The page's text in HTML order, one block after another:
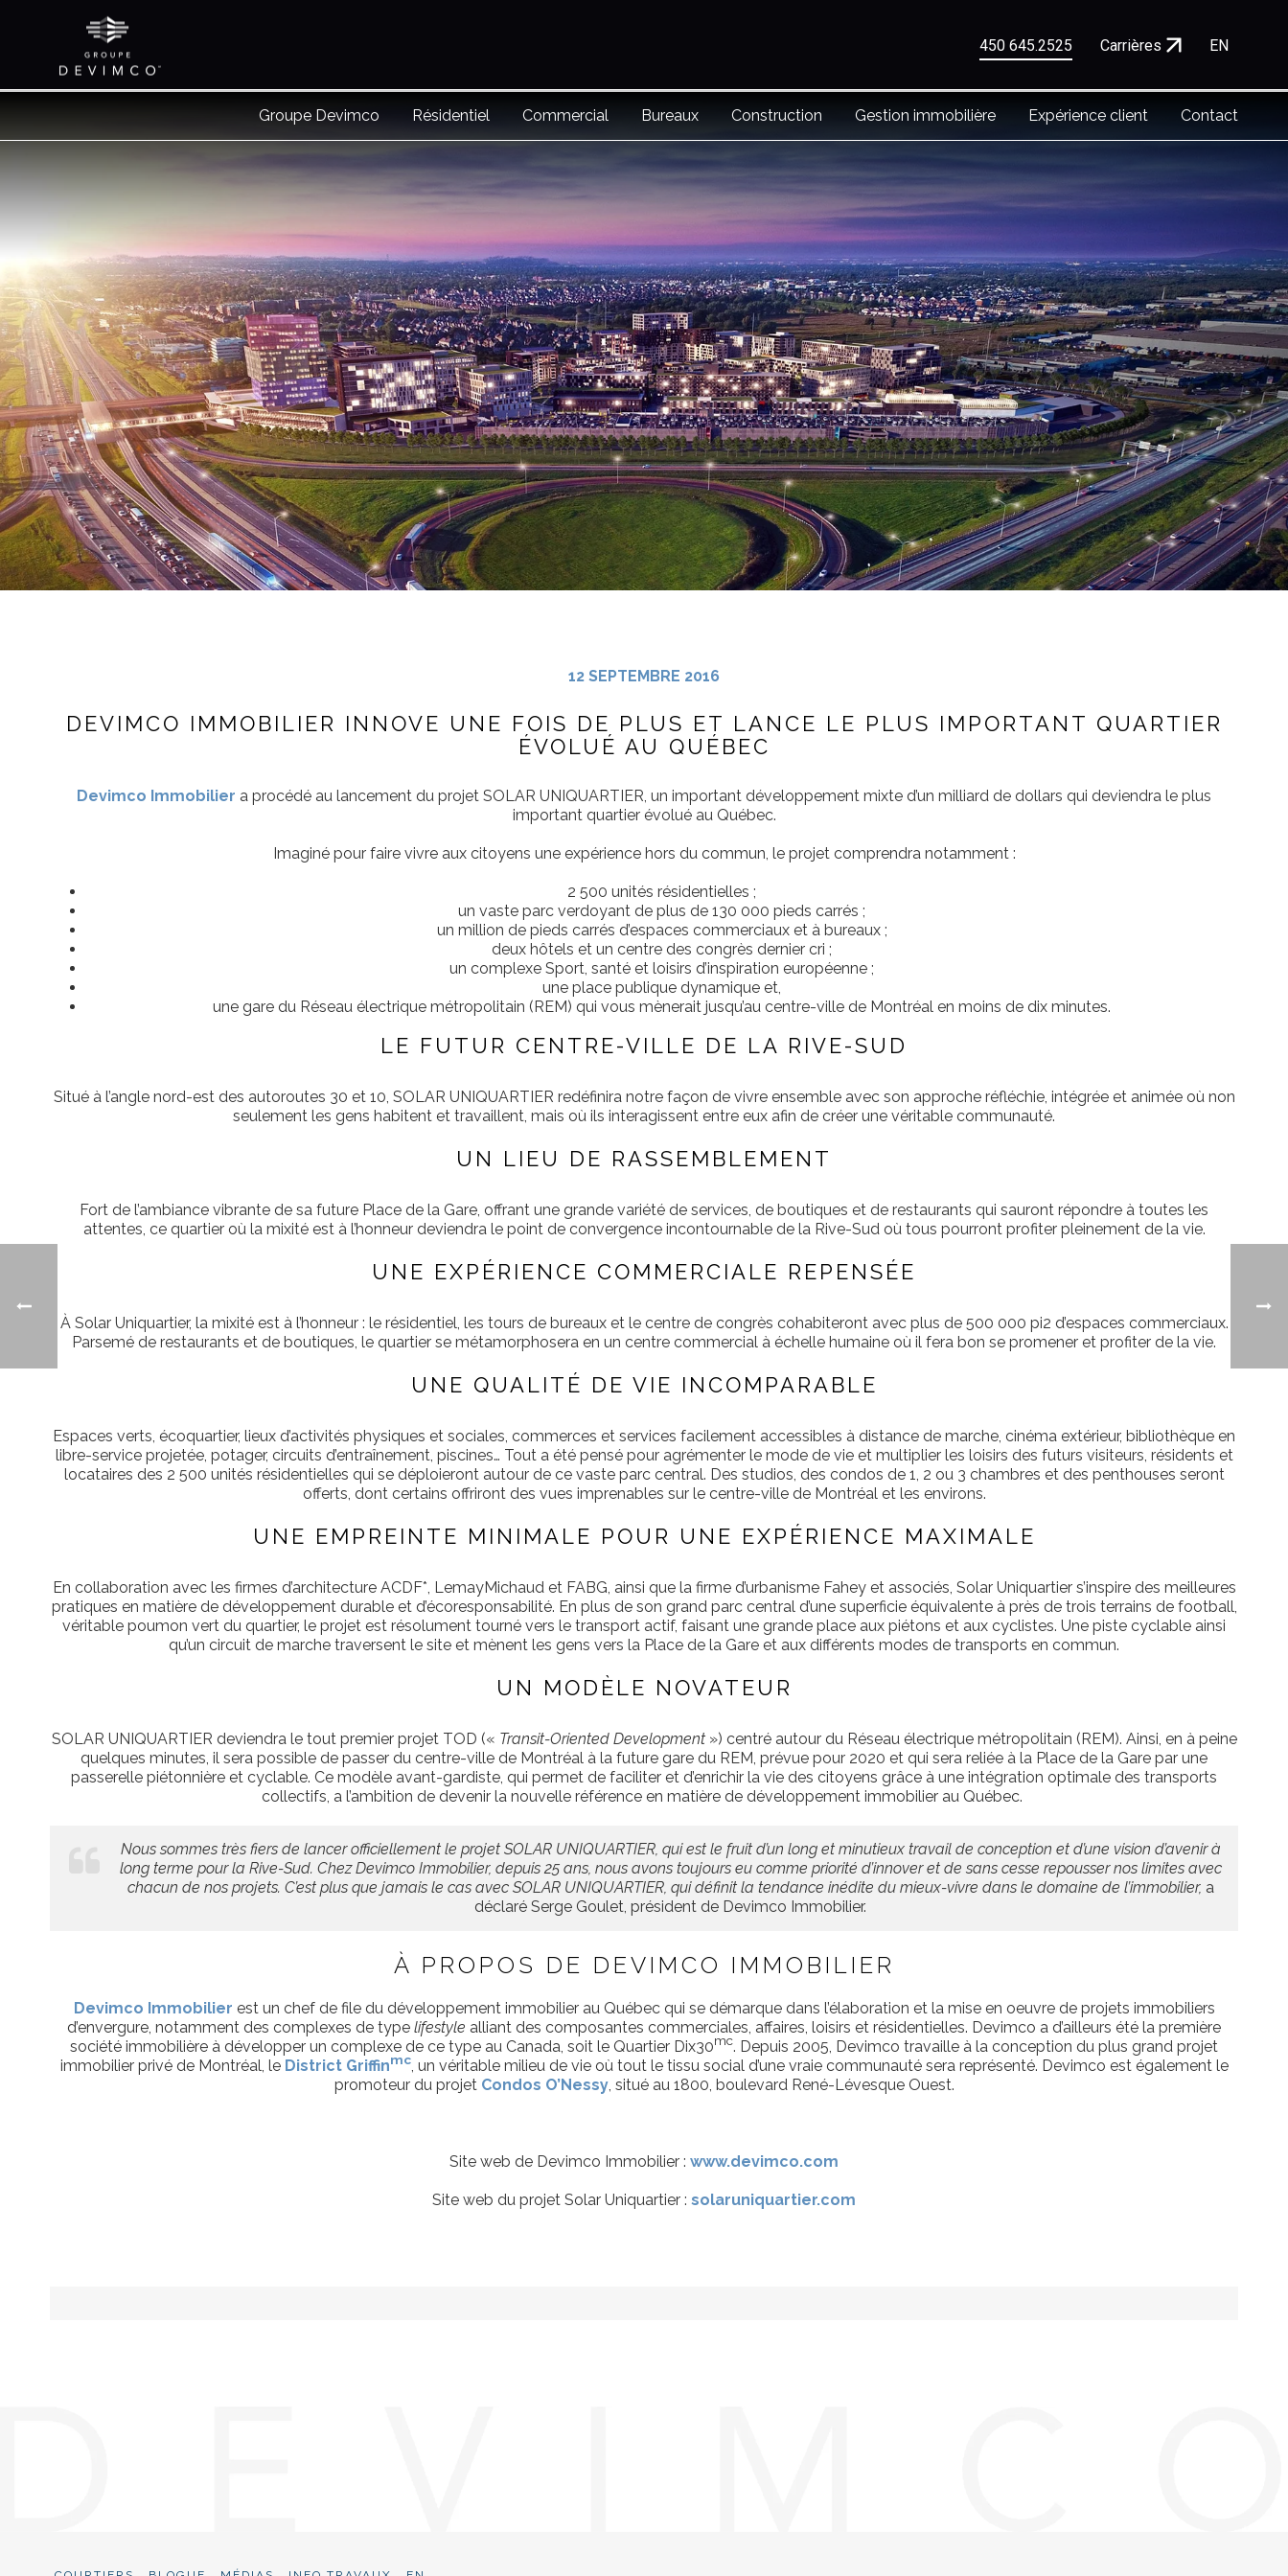
450 645.2525 Carrières EN
Groupe Devimco Résidentiel Commercial Bureaux Construction Gestion immobilière Expérience client Contact
12 SEPTEMBRE 2016
DEVIMCO IMMOBILIER INNOVE UNE FOIS DE PLUS ET LANCE LE PLUS IMPORTANT QUARTIER
ÉVOLUÉ AU QUÉBEC
Devimco Immobilier a procédé au lancement du projet SOLAR UNIQUARTIER, un important développement mixte d’un milliard de dollars qui deviendra le plus
important quartier évolué au Québec.
Imaginé pour faire vivre aux citoyens une expérience hors du commun, le projet comprendra notamment :
2 500 unités résidentielles ;
un vaste parc verdoyant de plus de 130 000 pieds carrés ;
un million de pieds carrés d’espaces commerciaux et à bureaux ;
deux hôtels et un centre des congrès dernier cri ;
un complexe Sport, santé et loisirs d’inspiration européenne ;
une place publique dynamique et,
une gare du Réseau électrique métropolitain (REM) qui vous mènerait jusqu’au centre-ville de Montréal en moins de dix minutes.
LE FUTUR CENTRE-VILLE DE LA RIVE-SUD
Situé à l’angle nord-est des autoroutes 30 et 10, SOLAR UNIQUARTIER redéfinira notre façon de vivre ensemble avec son approche réfléchie, intégrée et animée où non
seulement les gens habitent et travaillent, mais où ils interagissent entre eux afin de créer une véritable communauté.
UN LIEU DE RASSEMBLEMENT
Fort de l’ambiance vibrante de sa future Place de la Gare, offrant une grande variété de services, de boutiques et de restaurants qui sauront répondre à toutes les
attentes, ce quartier où la mixité est à l’honneur deviendra le point de convergence incontournable de la Rive-Sud où tous pourront profiter pleinement de la vie.
UNE EXPÉRIENCE COMMERCIALE REPENSÉE
À Solar Uniquartier, la mixité est à l’honneur : le résidentiel, les tours de bureaux et le centre de congrès cohabiteront avec plus de 500 000 pi2 d’espaces commerciaux.
Parsemé de restaurants et de boutiques, le quartier se métamorphosera en un centre commercial à échelle humaine où il fera bon se promener et profiter de la vie.
UNE QUALITÉ DE VIE INCOMPARABLE
Espaces verts, écoquartier, lieux d’activités physiques et sociales, commerces et services facilement accessibles à distance de marche, cinéma extérieur, bibliothèque en
libre-service projetée, potager, circuits d’entraînement, piscines… Tout a été pensé pour agrémenter le mode de vie et multiplier les loisirs des futurs visiteurs, résidents et
locataires des 2 500 unités résidentielles qui se déploieront autour de ce vaste parc central. Des studios, des condos de 1, 2 ou 3 chambres et des penthouses seront
offerts, dont certains offriront des vues imprenables sur le centre-ville de Montréal et les environs.
UNE EMPREINTE MINIMALE POUR UNE EXPÉRIENCE MAXIMALE
En collaboration avec les firmes d’architecture ACDF*, LemayMichaud et FABG, ainsi que la firme d’urbanisme Fahey et associés, Solar Uniquartier s’inspire des meilleures
pratiques en matière de développement durable et d’écoresponsabilité. En plus de son grand parc central d’une superficie équivalente à près de trois terrains de football,
véritable poumon vert du quartier, le projet est résolument tourné vers le transport actif, faisant une grande place aux piétons et aux cyclistes. Une piste cyclable ainsi
qu’un circuit de marche traversent le site et mènent les gens vers la Place de la Gare et aux différents modes de transports en commun.
UN MODÈLE NOVATEUR
SOLAR UNIQUARTIER deviendra le tout premier projet TOD (« Transit-Oriented Development») centré autour du Réseau électrique métropolitain (REM). Ainsi, en à peine
quelques minutes, il sera possible de passer du centre-ville de Montréal à la future gare du REM, prévue pour 2020 et qui sera reliée à la Place de la Gare par une
passerelle piétonnière et cyclable. Ce modèle avant-gardiste, qui permet de faciliter et d’enrichir la vie des citoyens grâce à une intégration optimale des transports
collectifs, a l’ambition de devenir la nouvelle référence en matière de développement immobilier au Québec.
Nous sommes très fiers de lancer officiellement le projet SOLAR UNIQUARTIER, qui est le fruit d’un long et minutieux travail de conception et d’une vision d’avenir à
long terme pour la Rive-Sud. Chez Devimco Immobilier, depuis 25 ans, nous avons toujours eu comme priorité d’innover et de sans cesse repousser nos limites avec
chacun de nos projets. C’est plus que jamais le cas avec SOLAR UNIQUARTIER, qui définit la tendance inédite du mieux-vivre dans le domaine de l’immobilier, a
déclaré Serge Goulet, président de Devimco Immobilier.
À PROPOS DE DEVIMCO IMMOBILIER
Devimco Immobilier est un chef de file du développement immobilier au Québec qui se démarque dans l’élaboration et la mise en oeuvre de projets immobiliers
d’envergure, notamment des complexes de type lifestyle alliant des composantes commerciales, affaires, loisirs et résidentielles. Devimco a d’ailleurs été la première
société immobilière à développer un complexe de ce type au Canada, soit le Quartier Dix30mc. Depuis 2005, Devimco travaille à la conception du plus grand projet
immobilier privé de Montréal, le District Griffinmc, un véritable milieu de vie où tout le tissu social d’une vraie communauté sera représenté. Devimco est également le
promoteur du projet Condos O’Nessy, situé au 1800, boulevard René-Lévesque Ouest.
Site web de Devimco Immobilier : www.devimco.com
Site web du projet Solar Uniquartier : solaruniquartier.com